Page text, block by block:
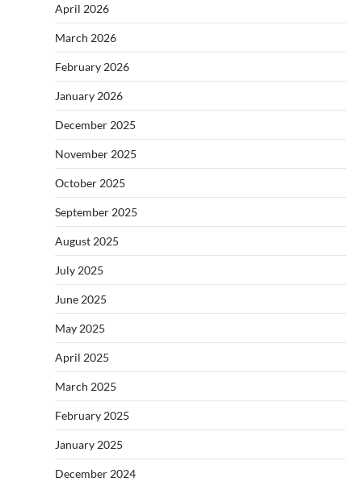
April 2026
March 2026
February 2026
January 2026
December 2025
November 2025
October 2025
September 2025
August 2025
July 2025
June 2025
May 2025
April 2025
March 2025
February 2025
January 2025
December 2024